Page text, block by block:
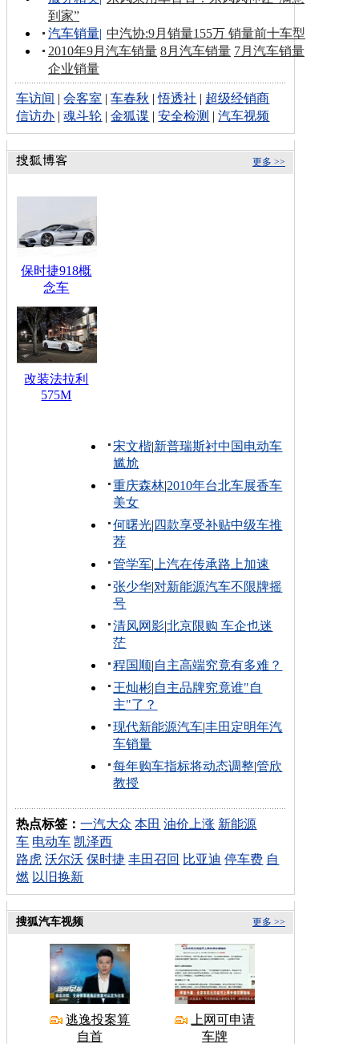
到家”
汽车销量| 中汽协:9月销量155万 销量前十车型
2010年9月汽车销量 8月汽车销量 7月汽车销量
企业销量
车访间 |会客室 |车春秋 |悟透社 | 超级经销商
信访办 |魂斗轮 |金狐谍 |安全检测 |汽车视频
更多 >>
保时捷918概
念车
改装法拉利
575M
宋文楷|新普瑞斯衬中国电动车
尴尬
重庆森林|2010年台北车展香车
美女
何曙光| 四款享受补贴中级车推
荐
管学军| 上汽在传承路上加速
张少华|对新能源汽车不限牌摇
号
清风网影|北京限购 车企也迷
茫
程国顺|自主高端究竟有多难？
王灿彬|自主品牌究竟谁"自
主"了？
现代新能源汽车|丰田定明年汽
车销量
每年购车指标将动态调整|管欣
教授
热点标签：一汽大众 本田 油价上涨 新能源
车 电动车 凯泽西
路虎 沃尔沃 保时捷 丰田召回 比亚迪 停车费 自
燃 以旧换新
更多 >>
搜狐汽车视频
逃逸投案算
自首
上网可申请
车牌